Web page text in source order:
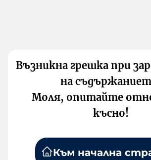
Възникна грешка при
на
Моля, опитайте
късно!
Към начална